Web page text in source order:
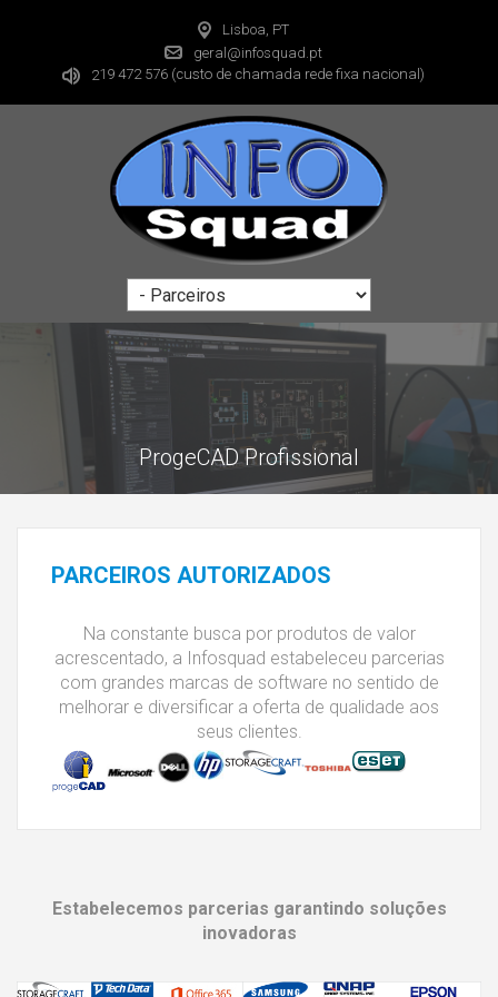
Lisboa, PT
geral@infosquad.pt
219 472 576 (custo de chamada rede fixa nacional)
ProgeCAD Profissional
PARCEIROS AUTORIZADOS
Na constante busca por produtos de valor
acrescentado, a Infosquad estabeleceu parcerias
com grandes marcas de software no sentido de
melhorar e diversificar a oferta de qualidade aos
seus clientes.
Estabelecemos parcerias garantindo soluções
inovadoras